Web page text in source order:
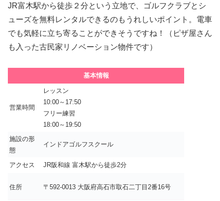
JR富木駅から徒歩２分という立地で、ゴルフクラブとシ
ューズを無料レンタルできるのもうれしいポイント。電車
でも気軽に立ち寄ることができそうですね！（ピザ屋さん
も入った古民家リノベーション物件です）
基本情報
営業時間
レッスン
10:00～17:50
フリー練習
18:00～19:50
施設の形
態
インドアゴルフスクール
アクセス JR阪和線 富木駅から徒歩2分
住所 〒592-0013 大阪府高石市取石二丁目2番16号